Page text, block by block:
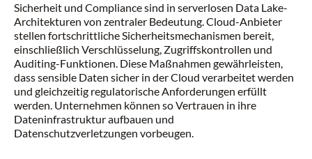
Sicherheit und Compliance sind in serverlosen Data Lake-
Architekturen von zentraler Bedeutung. Cloud-Anbieter
stellen fortschrittliche Sicherheitsmechanismen bereit,
einschließlich Verschlüsselung, Zugriffskontrollen und
Auditing-Funktionen. Diese Maßnahmen gewährleisten,
dass sensible Daten sicher in der Cloud verarbeitet werden
und gleichzeitig regulatorische Anforderungen erfüllt
werden. Unternehmen können so Vertrauen in ihre
Dateninfrastruktur aufbauen und
Datenschutzverletzungen vorbeugen.